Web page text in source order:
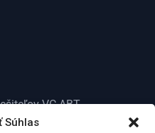
Súhlas
VC ABT